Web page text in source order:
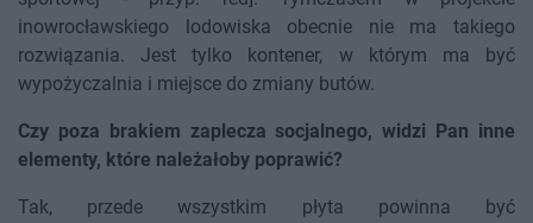
inowrocławskiego lodowiska obecnie nie ma takiego
rozwiązania. Jest tylko kontener, w którym ma być
wypożyczalnia i miejsce do zmiany butów.
Czy poza brakiem zaplecza socjalnego, widzi Pan inne
elementy, które należałoby poprawić?
Tak, przede wszystkim płyta powinna być